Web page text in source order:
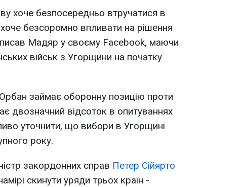
хоче безпосередньо втручатися в
хоче безсоромно впливати на рішення
Мадяр у своєму Facebook, маючи
військ з Угорщини на початку
займає оборонну позицію проти
двозначний відсоток в опитуваннях
уточнити, що вибори в Угорщині
року.
закордонних справ Петер Сійярто
скинути уряди трьох країн -